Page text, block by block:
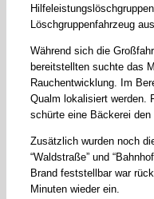
Löschgruppenfahrzeug
Während sich die
bereitstellten suchte das
Rauchentwicklung. Im
Qualm lokalisiert werden.
schürte eine Bäckerei
Zusätzlich wurden noch
“Waldstraße” und
Brand feststellbar war
Minuten wieder ein.